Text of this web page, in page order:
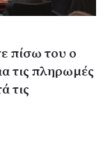
πίσω του ο
τις πληρωμές
τις